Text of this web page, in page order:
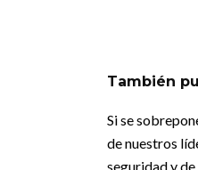
También
Si se
de nuestros
seguridad y